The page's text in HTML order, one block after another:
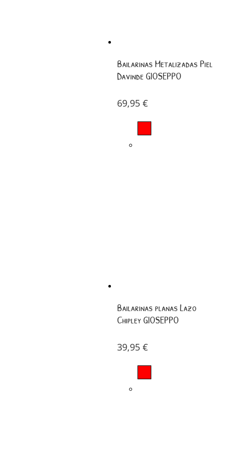
Bailarinas Metalizadas Piel
Davinde GIOSEPPO
69,95 €
Bailarinas planas Lazo
Chipley GIOSEPPO
39,95 €